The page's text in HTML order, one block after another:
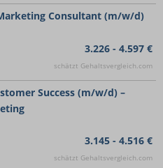
Consultant (m/w/d)
3.226 - 4.597 €
schätzt Gehaltsvergleich.com
Success (m/w/d) –
3.145 - 4.516 €
schätzt Gehaltsvergleich.com